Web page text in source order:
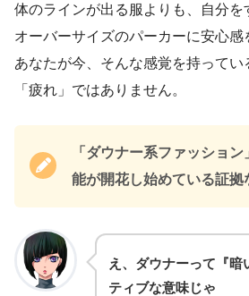
体のラインが出る服よりも、自分を
オーバーサイズのパーカーに安心
あなたが今、そんな感覚を持ってい
「疲れ」ではありません。
「ダウナー系ファッショ
能が開花し始めている証拠
え、ダウナーって『暗
ティブな意味じゃ